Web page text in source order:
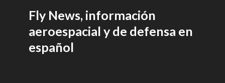
Fly News, información
aeroespacial y de defensa en
español